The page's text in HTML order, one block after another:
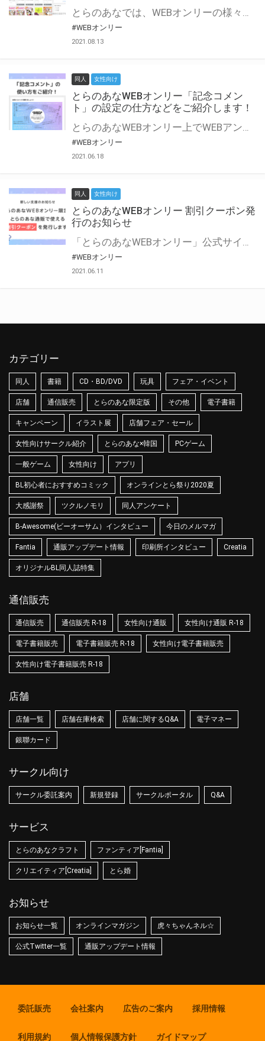
とらのあなでは、WEBオンリーの様々な支援を実施しています。 今回は2021年9月に実装を予定しているアップデート情報についてご紹介いたします。 とらのあなWEBオンリーサイトはこちら
#WEBオンリー
2021.08.13
同人 女性向け
とらのあなWEBオンリー「記念コメン
ト」の設定の仕方などをご紹介します！
とらのあなWEBオンリー上でWEBアンソロジーが作成できる「記念コメント」について、その使い方や作成手順を解説します！ 支援タイプを「サークル参加型」「サークル参加型・マルシェ(イベント会場)機能付き」でお申し込みいただいている主催者様はぜひご活用ください♪ とらのあなWEBオンリーサイトはこちら
#WEBオンリー
2021.06.18
同人 女性向け
とらのあなWEBオンリー 割引クーポン発
行のお知らせ
「とらのあなWEBオンリー」公式サイトでとらのあな通販の「割引クーポン」を配布中！ イベントごとに開催当日限定で使える割引クーポンのシリアルコードを発行します。 とらのあなWEBオンリーのページをチェックして、イベント当日にお得にお買い物を楽しみましょう♪ ※本キャンペーンは予告なく終了する場合がございます。 とらのあなWEBオンリーサイトはこちら
#WEBオンリー
2021.06.11
カテゴリー
同人 書籍 CD・BD/DVD 玩具 フェア・イベント
店舗 通信販売 とらのあな限定版 その他 電子書籍
キャンペーン イラスト展 店舗フェア・セール
女性向けサークル紹介 とらのあな×韓国 PCゲーム
一般ゲーム 女性向け アプリ
BL初心者におすすめコミック オンラインとら祭り2020夏
大感謝祭 ツクルノモリ 同人アンケート
B-Awesome(ビーオーサム）インタビュー 今日のメルマガ
Fantia 通販アップデート情報 印刷所インタビュー Creatia
オリジナルBL同人誌特集
通信販売
通信販売 通信販売 R-18 女性向け通販 女性向け通販 R-18
電子書籍販売 電子書籍販売 R-18 女性向け電子書籍販売
女性向け電子書籍販売 R-18
店舗
店舗一覧 店舗在庫検索 店舗に関するQ&A 電子マネー
銀聯カード
サークル向け
サークル委託案内 新規登録 サークルポータル Q&A
サービス
とらのあなクラフト ファンティア[Fantia]
クリエイティア[Creatia] とら婚
お知らせ
お知らせ一覧 オンラインマガジン 虎々ちゃんネル☆
公式Twitter一覧 通販アップデート情報
委託販売 会社案内 広告のご案内 採用情報
利用規約 個人情報保護方針 ガイドマップ